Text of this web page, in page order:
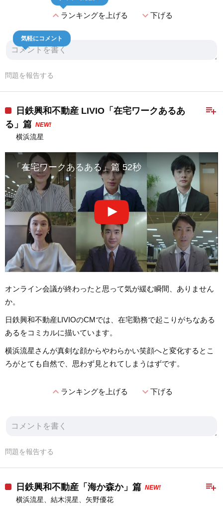
expand_lessランキングを上げる expand_more下げる
気軽にコメント
問題を報告する
playlist_add
日鉄興和不動産 LIVIO「在宅ワークあるあ
る」篇 NEW!
横浜流星
「在宅ワークあるある」篇 52秒
オンライン会議が終わったと思って気が緩む瞬間、ありません
か。
日鉄興和不動産LIVIOのCMでは、在宅勤務で起こりがちなある
あるをコミカルに描いています。
横浜流星さんが真剣な顔からやわらかい笑顔へと変化するとこ
ろがとても自然で、思わず見とれてしまうはずです。
expand_lessランキングを上げる expand_more下げる
問題を報告する
playlist_add
日鉄興和不動産「海か森か」篇 NEW!
横浜流星、結木滉星、矢野優花